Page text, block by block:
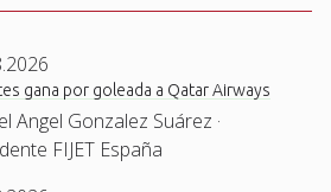
gana por goleada a Qatar Airways
Angel Gonzalez Suárez ·
FIJET España